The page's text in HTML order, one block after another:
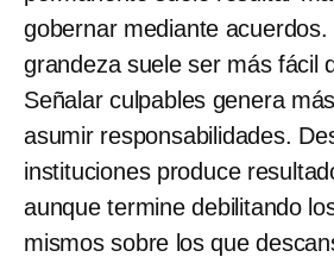
gobernar mediante
grandeza suele ser más fácil
Señalar culpables genera
asumir responsabilidades.
instituciones produce
aunque termine debilitando
mismos sobre los que